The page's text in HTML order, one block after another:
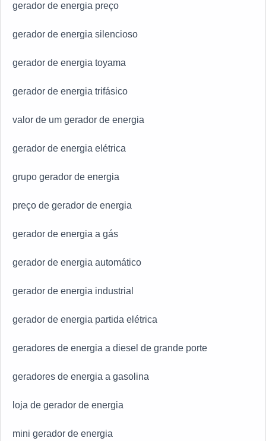
gerador de energia preço
gerador de energia silencioso
gerador de energia toyama
gerador de energia trifásico
valor de um gerador de energia
gerador de energia elétrica
grupo gerador de energia
preço de gerador de energia
gerador de energia a gás
gerador de energia automático
gerador de energia industrial
gerador de energia partida elétrica
geradores de energia a diesel de grande porte
geradores de energia a gasolina
loja de gerador de energia
mini gerador de energia